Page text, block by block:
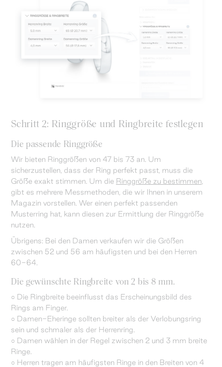
Schritt 2: Ringgröße und Ringbreite festlegen
Die passende Ringgröße
Wir bieten Ringgrößen von 47 bis 73 an. Um
sicherzustellen, dass der Ring perfekt passt, muss die
Größe exakt stimmen. Um die Ringgröße zu bestimmen
gibt es mehrere Messmethoden, die wir Ihnen in unserem
Magazin vorstellen. Wer einen perfekt passenden
Musterring hat, kann diesen zur Ermittlung der Ringgröße
nutzen.
Übrigens: Bei den Damen verkaufen wir die Größen
zwischen 52 und 56 am häufigsten und bei den Herren
60-64.
Die gewünschte Ringbreite von 2 bis 8 mm.
○ Die Ringbreite beeinflusst das Erscheinungsbild des
Rings am Finger.
○ Damen-Eheringe sollten breiter als der Verlobungsring
sein und schmaler als der Herrenring.
○ Damen wählen in der Regel zwischen 2 und 3 mm breite
Ringe.
○ Herren tragen am häufigsten Ringe in den Breiten von 4